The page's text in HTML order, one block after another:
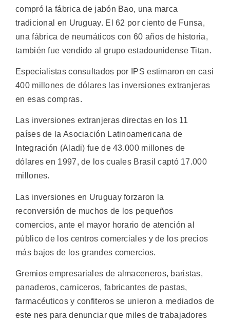
compró la fábrica de jabón Bao, una marca
tradicional en Uruguay. El 62 por ciento de Funsa,
una fábrica de neumáticos con 60 años de historia,
también fue vendido al grupo estadounidense Titan.
Especialistas consultados por IPS estimaron en casi
400 millones de dólares las inversiones extranjeras
en esas compras.
Las inversiones extranjeras directas en los 11
países de la Asociación Latinoamericana de
Integración (Aladi) fue de 43.000 millones de
dólares en 1997, de los cuales Brasil captó 17.000
millones.
Las inversiones en Uruguay forzaron la
reconversión de muchos de los pequeños
comercios, ante el mayor horario de atención al
público de los centros comerciales y de los precios
más bajos de los grandes comercios.
Gremios empresariales de almaceneros, baristas,
panaderos, carniceros, fabricantes de pastas,
farmacéuticos y confiteros se unieron a mediados de
este nes para denunciar que miles de trabajadores